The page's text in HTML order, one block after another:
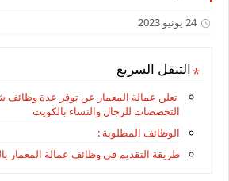
24 يونيو 2023
التنقل السريع
تعلن عمالة المعمار عن توفر عدة وظائف
التخصصات للرجال والنساء بالكويت
الوظائف المطلوبة :
طريقة التقديم في وظائف عمالة المعمار